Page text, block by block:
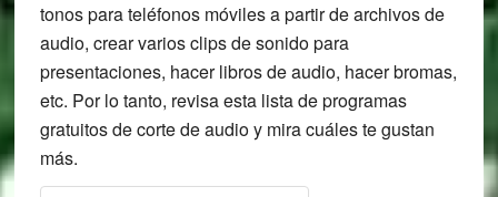
tonos para teléfonos móviles a partir de archivos de
audio, crear varios clips de sonido para
presentaciones, hacer libros de audio, hacer bromas,
etc. Por lo tanto, revisa esta lista de programas
gratuitos de corte de audio y mira cuáles te gustan
más.